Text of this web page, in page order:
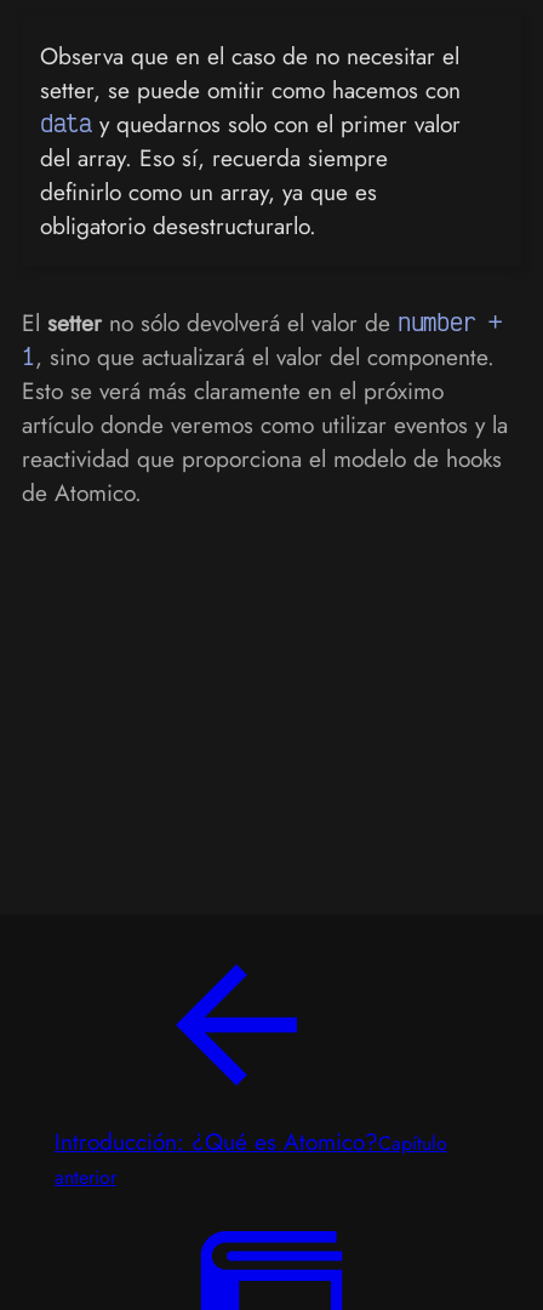
Observa que en el caso de no necesitar el
setter, se puede omitir como hacemos con
datay quedarnos solo con el primer valor
del array. Eso sí, recuerda siempre
definirlo como un array, ya que es
obligatorio desestructurarlo.
El setterno sólo devolverá el valor de number +
1, sino que actualizará el valor del componente.
Esto se verá más claramente en el próximo
artículo donde veremos como utilizar eventos y la
reactividad que proporciona el modelo de hooks
de Atomico.
Introducción: ¿Qué es Atomico?Capítulo
anterior